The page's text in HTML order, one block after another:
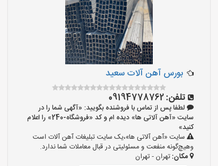
بورس آهن آلات سعید
تلفن:09194778762
لطفا پس از تماس با فروشنده بگویید: «آگهی شما را در
سایت «آهن آلاتی ها» دیده ام و کد «فروشگاه-240» را اعلام
کنید»
سایت «آهن آلاتی ها»،یک سایت تبلیغات آهن آلات است
وهیچ‌گونه منفعت و مسئولیتی در قبال معاملات شما ندارد.
مکان:تهران - تهران